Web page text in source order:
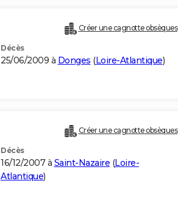
Créer une cagnotte obsèques
Décès
25/06/2009 à Donges (Loire-Atlantique)
Créer une cagnotte obsèques
Décès
16/12/2007 à Saint-Nazaire (Loire-
Atlantique)